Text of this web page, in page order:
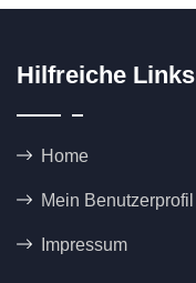
Hilfreiche Links
Home
Mein Benutzerprofil
Impressum